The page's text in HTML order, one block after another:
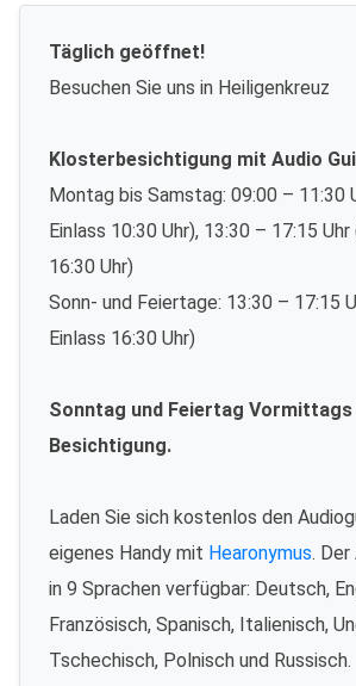
Täglich geöffnet!
Besuchen Sie uns in Heiligenkreuz
Klosterbesichtigung mit Audio
Montag bis Samstag: 09:00 – 11:30
Einlass 10:30 Uhr), 13:30 – 17:15
16:30 Uhr)
Sonn- und Feiertage: 13:30 – 17:15
Einlass 16:30 Uhr)
Sonntag und Feiertag Vormittags
Besichtigung.
Laden Sie sich kostenlos den
eigenes Handy mit Hearonymus. Der
in 9 Sprachen verfügbar: Deutsch,
Französisch, Spanisch, Italienisch,
Tschechisch, Polnisch und Russisch.